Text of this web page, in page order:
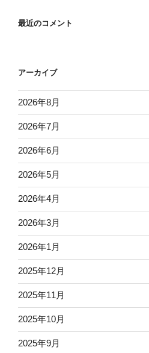
最近のコメント
アーカイブ
2026年8月
2026年7月
2026年6月
2026年5月
2026年4月
2026年3月
2026年1月
2025年12月
2025年11月
2025年10月
2025年9月